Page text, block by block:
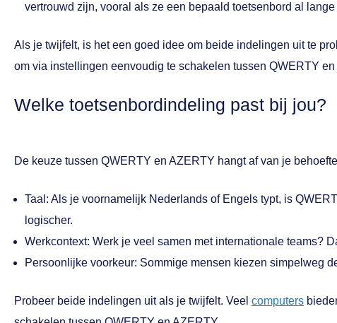
vertrouwd zijn, vooral als ze een bepaald toetsenbord al
Als je twijfelt, is het een goed idee om beide indelingen uit te
om via instellingen eenvoudig te schakelen tussen QWERTY en
Welke toetsenbordindeling past bij jou?
De keuze tussen QWERTY en AZERTY hangt af van je
Taal: Als je voornamelijk Nederlands of Engels typt, is
logischer.
Werkcontext: Werk je veel samen met internationale teams?
Persoonlijke voorkeur: Sommige mensen kiezen simpelweg
Probeer beide indelingen uit als je twijfelt. Veel computers